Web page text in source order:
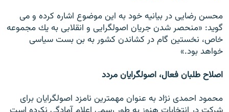
محسن رضايى در بيانيه خود به اين موضوع اشاره كرده و مى
گويد: «منحصر شدن جريان اصولگرايى و انقلابى به يك مجموعه
خاص، نخستين گام در كشاندن كشور به بن بست سياسى
خواهد بود.»
اصلاح طلبان فعال، اصولگرايان مردد
محمود احمدى نژاد به عنوان مهمترين نامزد اصولگرايان براى